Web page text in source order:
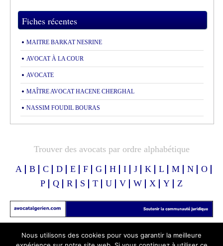
Fiches récentes
MAITRE BARKAT NESRINE
AVOCAT À LA COUR
AVOCATE
MAÎTRE AVOCAT HACENE CHERGHAL
NASSIM FOUDIL BOURAS
Trouver des avocats par ordre alphabétique
A
B C D E F G H I J K L M N
O
P
Q R S T U V W X Y Z
Nous utilisons des cookies pour vous garantir la meilleure